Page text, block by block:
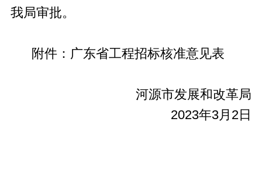
我局审批。
附件：广东省工程招标核准意见表
河源市发展和改革局
2023年3月2日